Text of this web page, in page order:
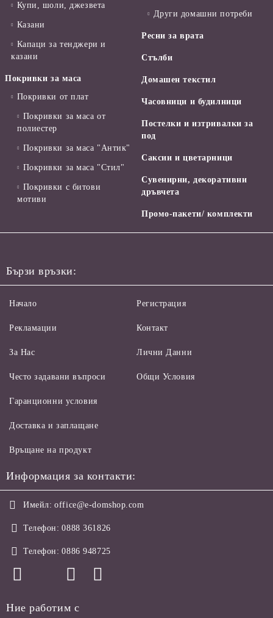
Купи, шоли, джезвета
Казани
Капаци за тенджери и
казани
Покривки за маса
Покривки от плат
Покривки за маса от
полиестер
Покривки за маса "Антик"
Покривки за маса "Стил"
Покривки с битови
мотиви
Други домашни потреби
Ресни за врата
Стълби
Домашен текстил
Часовници и будилници
Постелки и изтривалки за
под
Саксии и цветарници
Сувенирни, декоративни
дръвчета
Промо-пакети/ комплекти
Бързи връзки:
Начало
Рекламации
За Нас
Често задавани въпроси
Регистрация
Контакт
Лични Данни
Общи Условия
Гаранционни условия
Доставка и заплащане
Връщане на продукт
Информация за контакти:
Имейл: office@e-domshop.com
Телефон: 0888 361826
Телефон: 0886 948725
Ние работим с